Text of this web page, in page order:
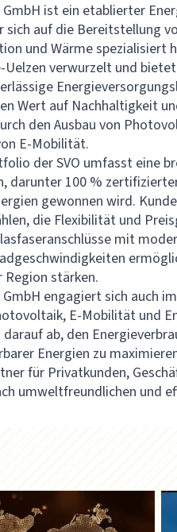
GmbH ist ein etablierter
sich auf die Bereitstellung
und Wärme spezialisiert
Uelzen verwurzelt und
Wert auf Nachhaltigkeit
den Ausbau von
E-Mobilität.
der SVO umfasst eine
darunter 100 %
gewonnen wird.
die Flexibilität und
mit
stärken.
GmbH engagiert sich auch
E-Mobilität und
ab, den
Energien zu
für Privatkunden,
umweltfreundlichen und